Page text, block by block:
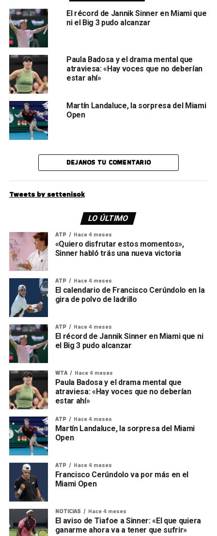
El récord de Jannik Sinner en Miami que
ni el Big 3 pudo alcanzar
Paula Badosa y el drama mental que
atraviesa: «Hay voces que no deberían
estar ahí»
Martín Landaluce, la sorpresa del Miami
Open
DEJANOS TU COMENTARIO
Tweets by settenisok
LO ÚLTIMO
ATP Hace 4 meses
«Quiero disfrutar estos momentos»,
Sinner habló trás una nueva victoria
ATP Hace 4 meses
El calendario de Francisco Cerúndolo en la
gira de polvo de ladrillo
ATP Hace 4 meses
El récord de Jannik Sinner en Miami que ni
el Big 3 pudo alcanzar
WTA Hace 4 meses
Paula Badosa y el drama mental que
atraviesa: «Hay voces que no deberían
estar ahí»
ATP Hace 4 meses
Martín Landaluce, la sorpresa del Miami
Open
ATP Hace 4 meses
Francisco Cerúndolo va por más en el
Miami Open
NOTICIAS Hace 4 meses
El aviso de Tiafoe a Sinner: «El que quiera
ganarme ahora va a tener que sufrir»